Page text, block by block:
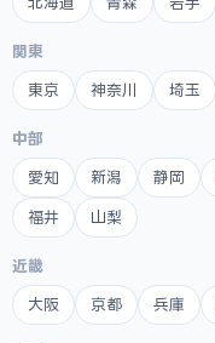
関東
東京 神奈川 埼玉
中部
愛知 新潟 静岡
福井 山梨
近畿
大阪 京都 兵庫